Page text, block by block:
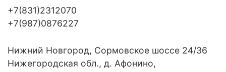
+7(831)2312070
+7(987)0876227
Нижний Новгород, Сормовское шоссе 24/36
Нижегородская обл., д. Афонино,